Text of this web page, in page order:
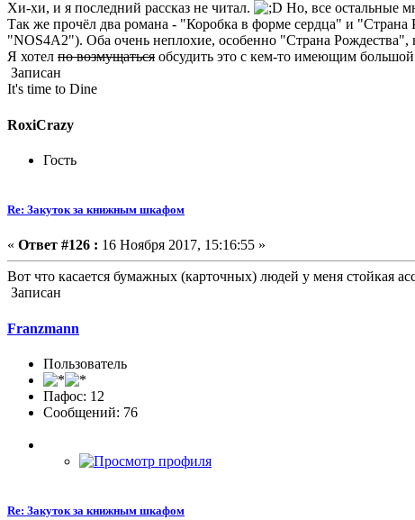
Хи-хи, и я последний рассказ не читал.
Но, все остальные
Так же прочёл два романа - "Коробка в форме сердца" и
"NOS4A2"). Оба очень неплохие, особенно "Страна
Я хотел по возмущаться обсудить это с кем-то имеющим
Записан
It's time to Dine
RoxiCrazy
Гость
Re: Закуток за книжным шкафом
« Ответ #126 : 16 Ноября 2017, 15:16:55 »
Вот что касается бумажных (карточных) людей у меня стойкая
Записан
Franzmann
Пользователь
Пафос: 12
Сообщений: 76
Re: Закуток за книжным шкафом